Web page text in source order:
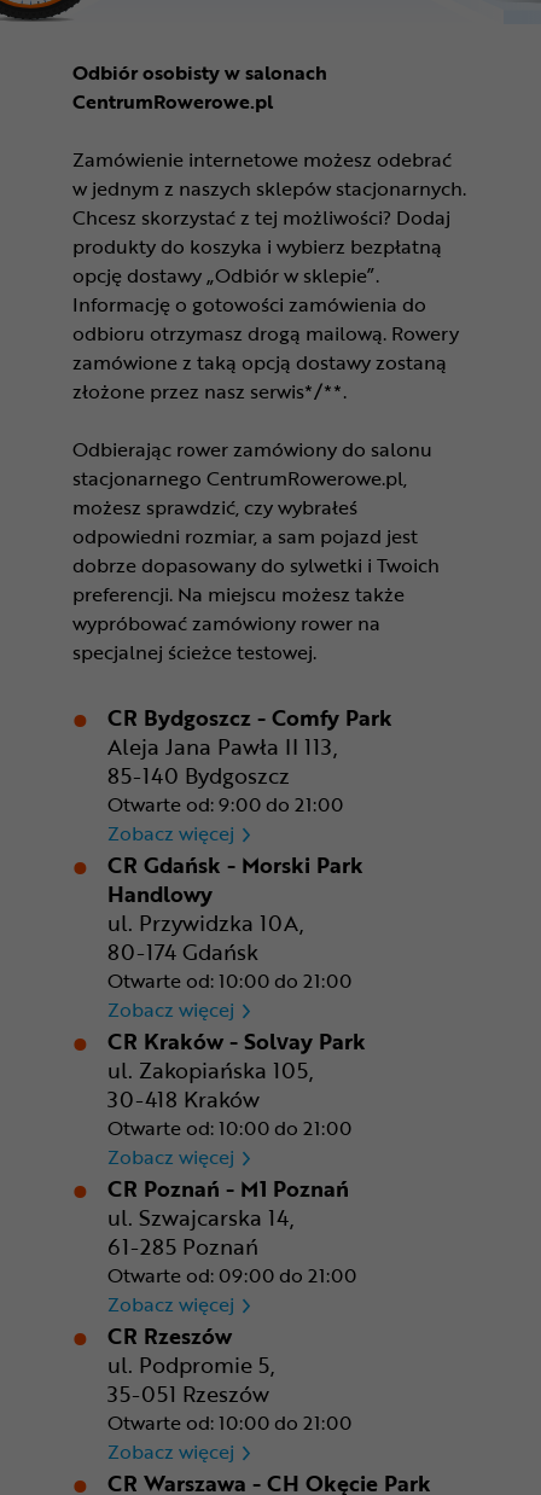
Odbiór osobisty w salonach
CentrumRowerowe.pl
Zamówienie internetowe możesz odebrać
w jednym z naszych sklepów stacjonarnych.
Chcesz skorzystać z tej możliwości? Dodaj
produkty do koszyka i wybierz bezpłatną
opcję dostawy „Odbiór w sklepie”.
Informację o gotowości zamówienia do
odbioru otrzymasz drogą mailową. Rowery
zamówione z taką opcją dostawy zostaną
złożone przez nasz serwis*/**.
Odbierając rower zamówiony do salonu
stacjonarnego CentrumRowerowe.pl,
możesz sprawdzić, czy wybrałeś
odpowiedni rozmiar, a sam pojazd jest
dobrze dopasowany do sylwetki i Twoich
preferencji. Na miejscu możesz także
wypróbować zamówiony rower na
specjalnej ścieżce testowej.
CR Bydgoszcz - Comfy Park
Aleja Jana Pawła II 113,
85-140 Bydgoszcz
Otwarte od: 9:00 do 21:00
Zobacz więcej CR Bydgoszcz - Comfy Park
CR Gdańsk - Morski Park
Handlowy
ul. Przywidzka 10A,
80-174 Gdańsk
Otwarte od: 10:00 do 21:00
Zobacz więcej CR Gdańsk - Morski Park
CR Kraków - Solvay Park
ul. Zakopiańska 105,
30-418 Kraków
Otwarte od: 10:00 do 21:00
Zobacz więcej CR Kraków - Solvay Park
CR Poznań - M1 Poznań
ul. Szwajcarska 14,
61-285 Poznań
Otwarte od: 09:00 do 21:00
Zobacz więcej CR Poznań - M1 Poznań
CR Rzeszów
ul. Podpromie 5,
35-051 Rzeszów
Otwarte od: 10:00 do 21:00
Zobacz więcej CR Rzeszów
CR Warszawa - CH Okęcie Park